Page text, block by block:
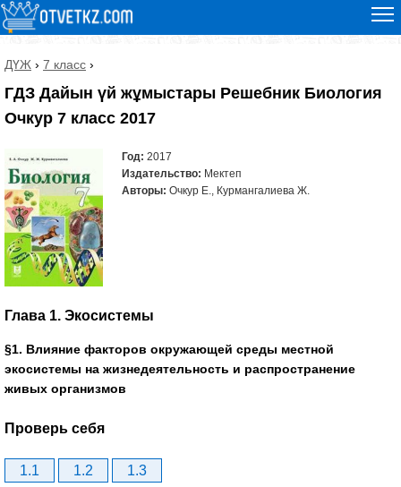
ДҮЖ › 7 класс ›
ГДЗ Дайын үй жұмыстары Решебник Биология
Очкур 7 класс 2017
Год: 2017
Издательство: Мектеп
Авторы: Очкур Е., Курмангалиева Ж.
Глава 1. Экосистемы
§1. Влияние факторов окружающей среды местной
экосистемы на жизнедеятельность и распространение
живых организмов
Проверь себя
1.1 1.2 1.3